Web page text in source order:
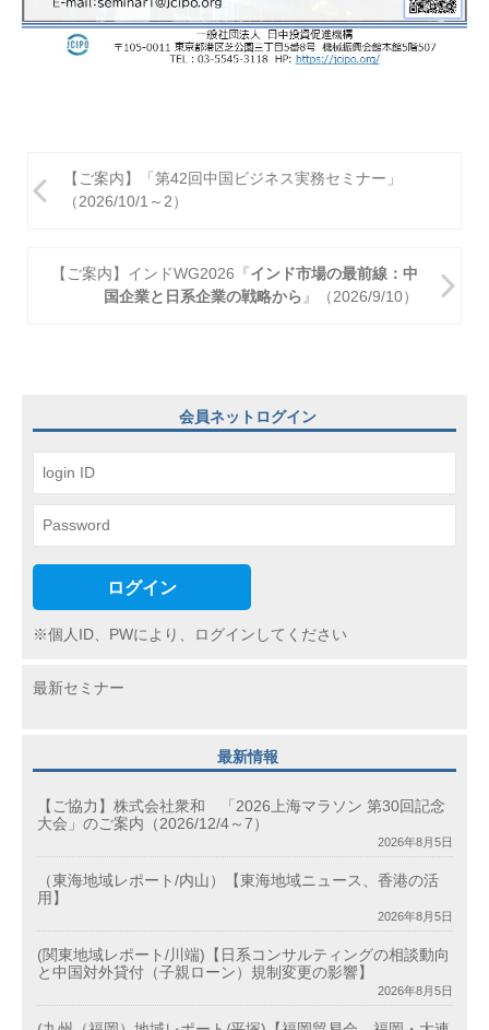
稿
ン
【ご案内】「第42回中国ビジネス実務セミナー」
（2026/10/1～2）
【ご案内】インドWG2026『 インド市場の最前線：中
国企業と日系企業の戦略から 』（2026/9/10）
会員ネットログイン
ログイン
※個人ID、PWにより、ログインしてください
最新セミナー
最新情報
【ご協力】株式会社衆和 「2026上海マラソン 第30回記念
大会」のご案内（2026/12/4～7）
2026年8月5日
（東海地域レポート/内山）【東海地域ニュース、香港の活
用】
2026年8月5日
(関東地域レポート/川端)【日系コンサルティングの相談動向
と中国対外貸付（子親ローン）規制変更の影響】
2026年8月5日